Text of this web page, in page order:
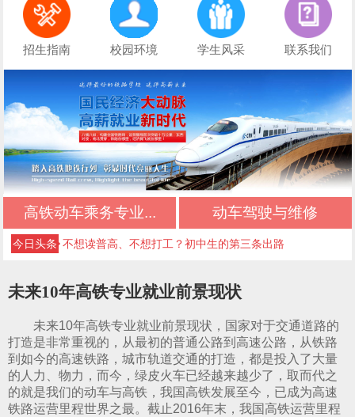
招生指南 校园环境 学生风采 联系我们
高铁动车乘务专业... 动车驾驶与维修
今日头条
初中生择校必看：正规文凭+优质管理+升学保障
初中三年落幕，新的升学旅程从此开启
不想读普高、不想打工？初中生的第三条出路
成都好的公办技校四川五月花技师学院推荐｜应
急救援管理专业
成都好的公办技校四川五月花技师学院推荐｜高
铁乘务专业
成都好的公办技校四川五月花技师学院推荐｜铁
未来10年高铁专业就业前景现状
未来10年高铁专业就业前景现状，国家对于交通道路的
打造是非常重视的，从最初的普通公路到高速公路，从铁路
到如今的高速铁路，城市轨道交通的打造，都是投入了大量
的人力、物力，而今，绿皮火车已经越来越少了，取而代之
的就是我们的动车与高铁，我国高铁发展至今，已成为高速
铁路运营里程世界之最。截止2016年末，我国高铁运营里程